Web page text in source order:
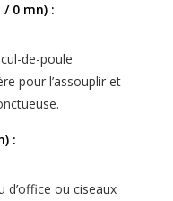
0 mn) :
de-poule
pour l’assouplir et
:
d’office ou ciseaux